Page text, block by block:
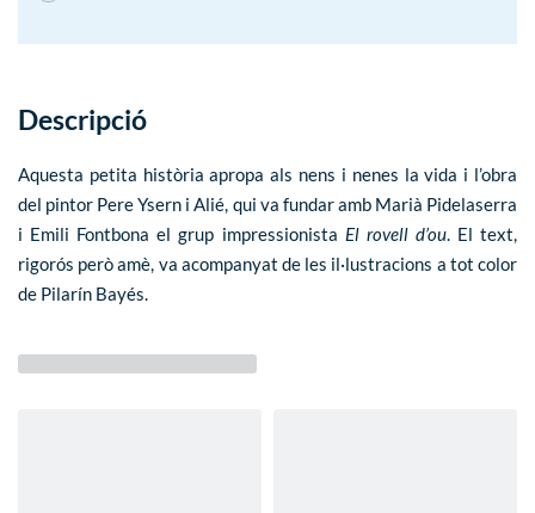
Descripció
Aquesta petita història apropa als nens i nenes la vida i l’obra
del pintor Pere Ysern i Alié, qui va fundar amb Marià Pidelaserra
i Emili Fontbona el grup impressionista El rovell d’ou. El text,
rigorós però amè, va acompanyat de les il·lustracions a tot color
de Pilarín Bayés.